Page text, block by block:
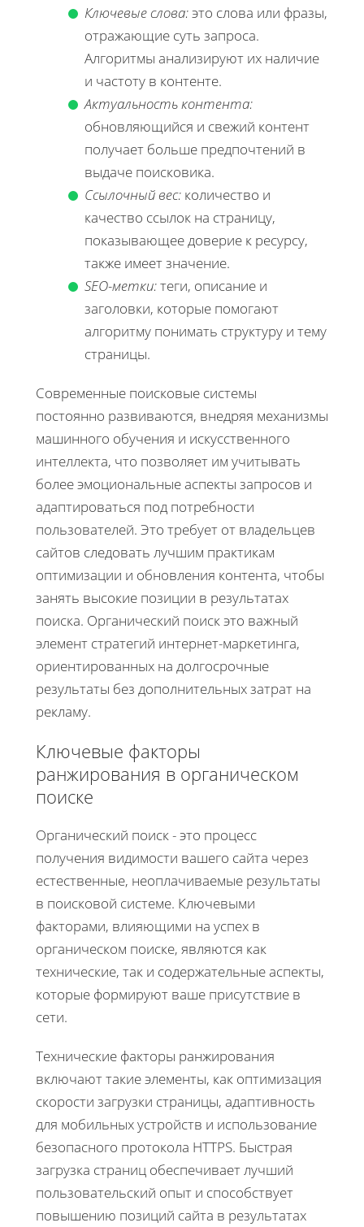
Ключевые слова:это слова или фразы,
отражающие суть запроса.
Алгоритмы анализируют их наличие
и частоту в контенте.
Актуальность контента:
обновляющийся и свежий контент
получает больше предпочтений в
выдаче поисковика.
Ссылочный вес: количество и
качество ссылок на страницу,
показывающее доверие к ресурсу,
также имеет значение.
SEO-метки:теги, описание и
заголовки, которые помогают
алгоритму понимать структуру и тему
страницы.
Современные поисковые системы
постоянно развиваются, внедряя механизмы
машинного обучения и искусственного
интеллекта, что позволяет им учитывать
более эмоциональные аспекты запросов и
адаптироваться под потребности
пользователей. Это требует от владельцев
сайтов следовать лучшим практикам
оптимизации и обновления контента, чтобы
занять высокие позиции в результатах
поиска. Органический поиск это важный
элемент стратегий интернет-маркетинга,
ориентированных на долгосрочные
результаты без дополнительных затрат на
рекламу.
Ключевые факторы
ранжирования в органическом
поиске
Органический поиск - это процесс
получения видимости вашего сайта через
естественные, неоплачиваемые результаты
в поисковой системе. Ключевыми
факторами, влияющими на успех в
органическом поиске, являются как
технические, так и содержательные аспекты,
которые формируют ваше присутствие в
сети.
Технические факторы ранжирования
включают такие элементы, как оптимизация
скорости загрузки страницы, адаптивность
для мобильных устройств и использование
безопасного протокола HTTPS. Быстрая
загрузка страниц обеспечивает лучший
пользовательский опыт и способствует
повышению позиций сайта в результатах